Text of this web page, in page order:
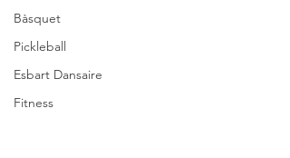
Bàsquet
Pickleball
Esbart Dansaire
Fitness